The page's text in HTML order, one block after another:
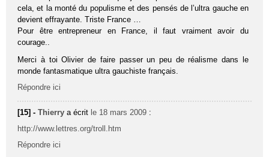
cela, et la monté du populisme et des pensés de l’ultra gauche en
devient effrayante. Triste France …
Pour être entrepreneur en France, il faut vraiment avoir du
courage..
Merci à toi Olivier de faire passer un peu de réalisme dans le
monde fantasmatique ultra gauchiste français.
Répondre ici
[15] -Thierry a écrit le 18 mars 2009 :
http://www.lettres.org/troll.htm
Répondre ici